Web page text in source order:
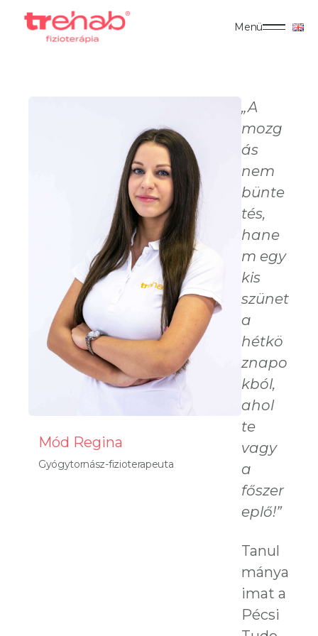
Menü
Mód Regina
Gyógytornász-fizioterapeuta
„A
mozg
ás
nem
bünte
tés,
hane
m egy
kis
szünet
a
hétkö
znapo
kból,
ahol
te
vagy
a
főszer
eplő!”
Tanul
mánya
imat a
Pécsi